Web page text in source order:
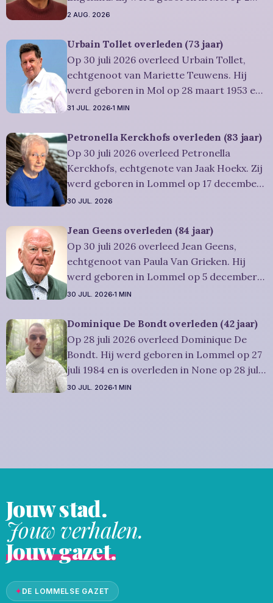
juni 1952 en is overleden in Lommel op 31
werd 74 jaar. Rouwbericht Severens: De
afscheidsviering heeft plaats in besloten
kring. U kan
2 AUG. 2026
Urbain Tollet overleden (73 jaar)
Op 30 juli 2026 overleed Urbain Tollet,
echtgenoot van Mariette Teuwens. Hij
werd geboren in Mol op 28 maart 1953 en
is overleden in Overpelt op 30 juli 2026. Hij
jaar. Rouwbericht Severens: De
afscheidsviering van Urbain waarop u
vriendelijk wordt uitgenodigd, zal
31 JUL. 2026 1 MIN
Petronella Kerckhofs overleden (83 jaar)
Op 30 juli 2026 overleed Petronella
Kerckhofs, echtgenote van Jaak Hoekx. Zij
werd geboren in Lommel op 17 december
1942 en is overleden in Overpelt op 30 juli
werd 83 jaar. Rouwbericht Severens: De
afscheidsplechtígheid van Irène zal
plaatsvinden in intieme kring. Condoleren
30 JUL. 2026
Jean Geens overleden (84 jaar)
Op 30 juli 2026 overleed Jean Geens,
echtgenoot van Paula Van Grieken. Hij
werd geboren in Lommel op 5 december
1941 en is overleden in Mol op 30 juli 2026.
jaar. Rouwbericht Dries-Hulsmans:
Plechtigheid: U wordt vriendelijk
uitgenodigd om samen met
30 JUL. 2026 1 MIN
Dominique De Bondt overleden (42 jaar)
Op 28 juli 2026 overleed Dominique De
Bondt. Hij werd geboren in Lommel op 27
juli 1984 en is overleden in None op 28 juli
2026. Hij was woonachtig in Lommel en
30 JUL. 2026 1 MIN
Jouw stad.
Jouw verhalen.
Jouw gazet.
✦DE LOMMELSE GAZET